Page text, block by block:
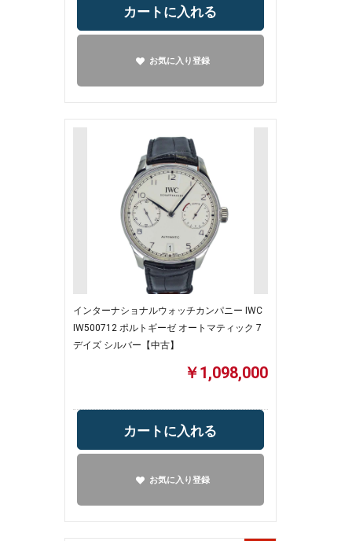
カートに入れる
お気に入り登録
インターナショナルウォッチカンパニー IWC
IW500712 ポルトギーゼ オートマティック 7
デイズ シルバー【中古】
￥1,098,000
カートに入れる
お気に入り登録